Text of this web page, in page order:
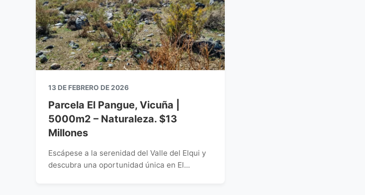
13 DE FEBRERO DE 2026
Parcela El Pangue, Vicuña |
5000m2 – Naturaleza. $13
Millones
Escápese a la serenidad del Valle del Elqui y
descubra una oportunidad única en El...